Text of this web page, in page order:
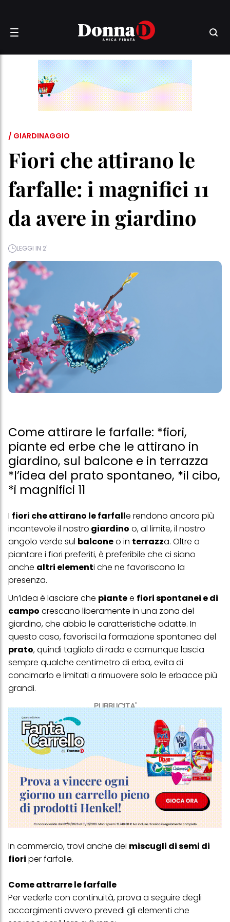
/ GIARDINAGGIO
Fiori che attirano le
farfalle: i magnifici 11
da avere in giardino
LEGGI IN 2'
Come attirare le farfalle: *fiori,
piante ed erbe che le attirano in
giardino, sul balcone e in terrazza
*l’idea del prato spontaneo, *il cibo,
*i magnifici 11
PUBBLICITA'
I fiori che attirano le farfalle rendono ancora più
incantevole il nostro giardino o, al limite, il nostro
angolo verde sul balconeo in terrazza. Oltre a
piantare i fiori preferiti, è preferibile che ci siano
anche altri elementi che ne favoriscono la
presenza.
Un’idea è lasciare che piantee fiori spontanei e di
campo crescano liberamente in una zona del
giardino, che abbia le caratteristiche adatte. In
questo caso, favorisci la formazione spontanea del
prato, quindi taglialo di rado e comunque lascia
sempre qualche centimetro di erba, evita di
concimarlo e limitati a rimuovere solo le erbacce più
grandi.
In commercio, trovi anche dei miscugli di semi di
fiori per farfalle.
Come attrarre le farfalle
Per vederle con continuità, prova a seguire degli
accorgimenti ovvero prevedi gli elementi che